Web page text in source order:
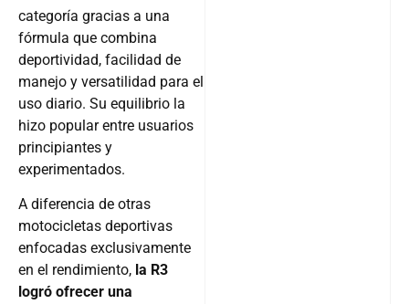
categoría gracias a una
fórmula que combina
deportividad, facilidad de
manejo y versatilidad para el
uso diario. Su equilibrio la
hizo popular entre usuarios
principiantes y
experimentados.
A diferencia de otras
motocicletas deportivas
enfocadas exclusivamente
en el rendimiento, la R3
logró ofrecer una